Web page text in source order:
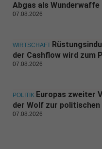
Abgas als
07.08.2026
WIRTSCHAFT
der Cashflow wird zum
07.08.2026
POLITIK Europas zweiter
der Wolf zur politischen
07.08.2026